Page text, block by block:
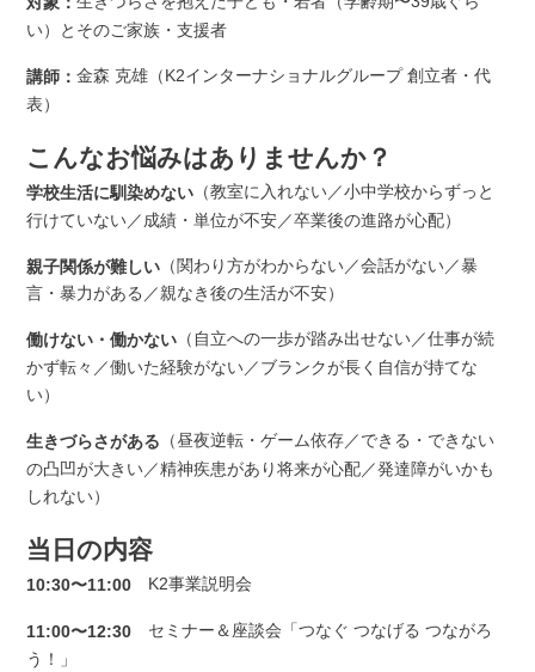
い）とそのご家族・支援者
講師：金森 克雄（K2インターナショナルグループ 創立者・代
表）
こんなお悩みはありませんか？
学校生活に馴染めない （教室に入れない／小中学校からずっと
行けていない／成績・単位が不安／卒業後の進路が心配）
親子関係が難しい （関わり方がわからない／会話がない／暴
言・暴力がある／親なき後の生活が不安）
働けない・働かない （自立への一歩が踏み出せない／仕事が続
かず転々／働いた経験がない／ブランクが長く自信が持てな
い）
生きづらさがある （昼夜逆転・ゲーム依存／できる・できない
の凸凹が大きい／精神疾患があり将来が心配／発達障がいかも
しれない）
当日の内容
10:30〜11:00 K2事業説明会
11:00〜12:30 セミナー＆座談会「つなぐ つなげる つながろ
う！」